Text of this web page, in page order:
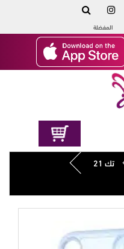
المفضلة
تك 21